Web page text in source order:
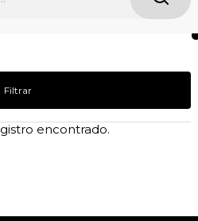
Filtrar
encontrado.